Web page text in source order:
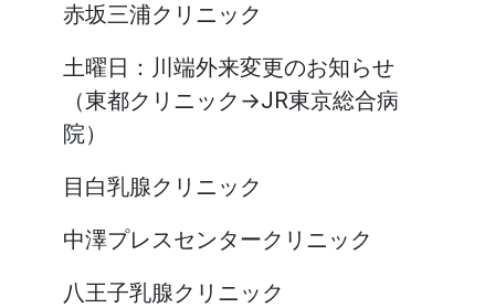
赤坂三浦クリニック
土曜日：川端外来変更のお知らせ
（東都クリニック→JR東京総合病
院）
目白乳腺クリニック
中澤プレスセンタークリニック
八王子乳腺クリニック